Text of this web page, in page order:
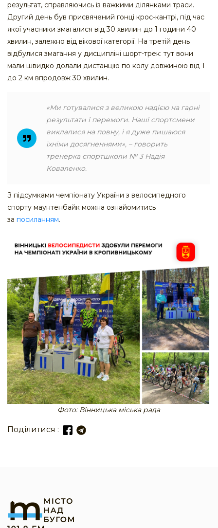
результат, справляючись із важкими ділянками траси.
Другий день був присвячений гонці крос-кантрі, під час
якої учасники змагалися від 30 хвилин до 1 години 40
хвилин, залежно від вікової категорії. На третій день
відбулися змагання у дисципліні шорт-трек: тут вони
мали швидко долали дистанцію по колу довжиною від 1
до 2 км впродовж 30 хвилин.
«Ми готувалися з великою надією на гарні
результати і перемоги. Наші спортсмени
виклалися на повну, і я дуже пишаюся
їхніми досягненнями», – говорить
тренерка спортшколи № 3 Надія
Коваленко.
З підсумками чемпіонату України з велосипедного
спорту маунтенбайк можна ознайомитись
за посиланням.
Фото: Вінницька міська рада
Поділитися :